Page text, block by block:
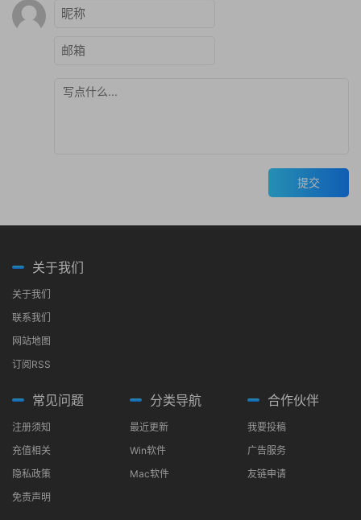
提交
关于我们
关于我们
联系我们
网站地图
订阅RSS
常见问题
注册须知
充值相关
隐私政策
免责声明
分类导航
最近更新
Win软件
Mac软件
合作伙伴
我要投稿
广告服务
友链申请